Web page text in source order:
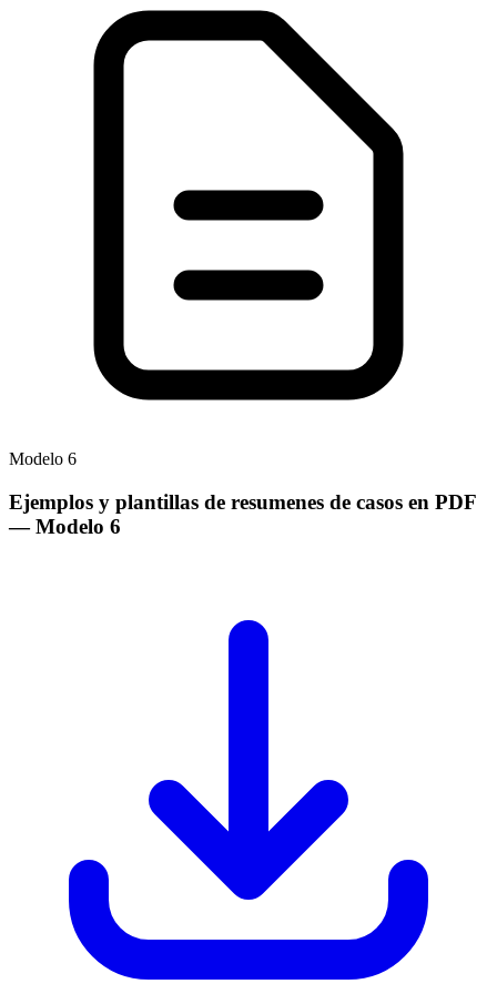
Modelo 6
Ejemplos y plantillas de resumenes de casos en PDF
— Modelo 6